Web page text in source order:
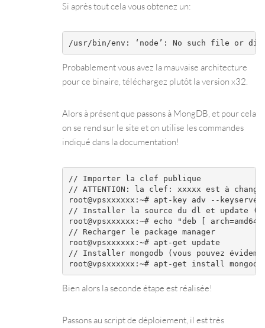
Si après tout cela vous obtenez un:
/usr/bin/env: ‘node’: No such file or
Probablement vous avez la mauvaise architecture
pour ce binaire, téléchargez plutôt la version x32.
Alors à présent que passons à MongDB, et pour cela
on se rend sur le site et on utilise les commandes
indiqué dans la documentation!
// Importer la clef publique
// ATTENTION: la clef: xxxxx est à
root@vpsxxxxxx:~# apt-key adv --
// Installer la source du dl et update (
root@vpsxxxxxx:~# echo "deb [
// Recharger le package manager
root@vpsxxxxxx:~# apt-get update
// Installer mongodb (vous pouvez
Bien alors la seconde étape est réalisée!
Passons au script de déploiement, il est très